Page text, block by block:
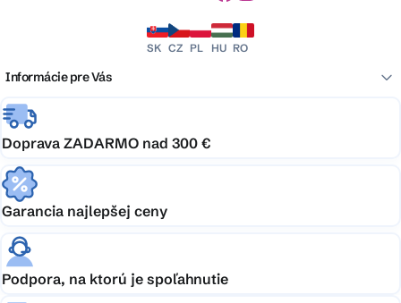
SK CZ PL HU RO
Informácie pre Vás
Doprava ZADARMO nad 300 €
Garancia najlepšej ceny
Podpora, na ktorú je spoľahnutie